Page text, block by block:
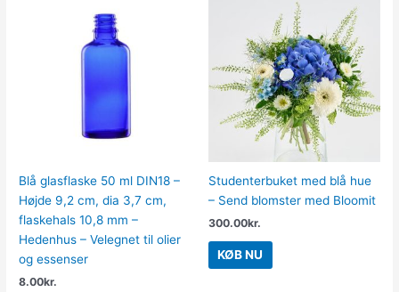
Blå glasflaske 50 ml DIN18 –
Højde 9,2 cm, dia 3,7 cm,
flaskehals 10,8 mm –
Hedenhus – Velegnet til olier
og essenser
8.00kr.
Studenterbuket med blå hue
– Send blomster med Bloomit
300.00kr.
KØB NU